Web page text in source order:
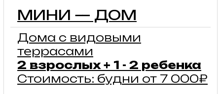
ГРАНД
Стильные большие дома